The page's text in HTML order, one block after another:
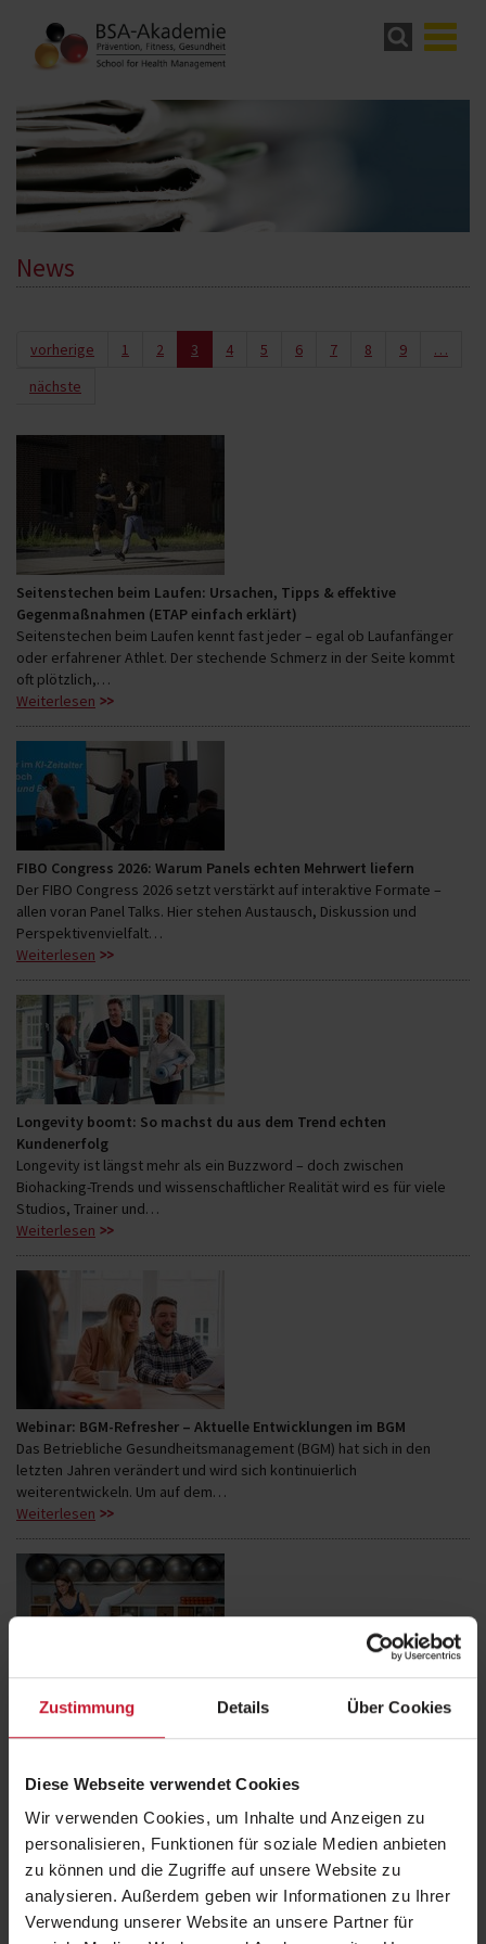
Zustimmung Details Über Cookies
Diese Webseite verwendet Cookies
Wir verwenden Cookies, um Inhalte und Anzeigen zu
personalisieren, Funktionen für soziale Medien anbieten
zu können und die Zugriffe auf unsere Website zu
analysieren. Außerdem geben wir Informationen zu Ihrer
Verwendung unserer Website an unsere Partner für
News
vorherige 1 2 3 4 5 6 7 8 9
…
nächste
Seitenstechen beim Laufen: Ursachen, Tipps & effektive
Gegenmaßnahmen (ETAP einfach erklärt)
Seitenstechen beim Laufen kennt fast jeder – egal ob Laufanfänger
oder erfahrener Athlet. Der stechende Schmerz in der Seite kommt
oft plötzlich,…
Weiterlesen
FIBO Congress 2026: Warum Panels echten Mehrwert liefern
Der FIBO Congress 2026 setzt verstärkt auf interaktive Formate –
allen voran Panel Talks. Hier stehen Austausch, Diskussion und
Perspektivenvielfalt…
Weiterlesen
Longevity boomt: So machst du aus dem Trend echten
Kundenerfolg
Longevity ist längst mehr als ein Buzzword – doch zwischen
Biohacking-Trends und wissenschaftlicher Realität wird es für viele
Studios, Trainer und…
Weiterlesen
Webinar: BGM-Refresher – Aktuelle Entwicklungen im BGM
Das Betriebliche Gesundheitsmanagement (BGM) hat sich in den
letzten Jahren verändert und wird sich kontinuierlich
weiterentwickeln. Um auf dem…
Weiterlesen
Pilates als Beruf: So gelingt der Einstieg als Kursleiter/in
Pilates boomt – und mit der steigenden Nachfrage wächst auch der
Bedarf an qualifizierten Trainerinnen und Trainern. Viele entdecken
die…
Pilates Wirkung erklärt: Warum das Training Tiefenmuskulatur,